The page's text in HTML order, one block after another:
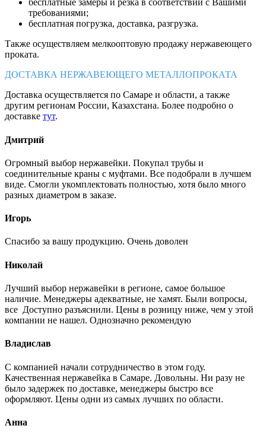
бесплатные замеры и резка в соответствии с Вашими
требованиями;
бесплатная погрузка, доставка, разгрузка.
Также осуществляем мелкооптовую продажу нержавеющего
проката.
ДОСТАВКА НЕРЖАВЕЮЩЕГО МЕТАЛЛОПРОКАТА
Доставка осуществляется по Самаре и области, а также
другим регионам России, Казахстана. Более подробно о
доставке тут.
Дмитрий
Огромный выбор нержавейки. Покупал трубы и
соединительные краны с муфтами. Все подобрали в лучшем
виде. Смогли укомплектовать полностью, хотя было много
разных диаметром в заказе.
Игорь
Спасибо за вашу продукцию. Очень доволен
Николай
Лучший выбор нержавейки в регионе, самое большое
наличие. Менеджеры адекватные, не хамят. Были вопросы,
все Доступно разъяснили. Цены в розницу ниже, чем у этой
компании не нашел. Однозначно рекомендую
Владислав
С компанией начали сотрудничество в этом году.
Качественная нержавейка в Самаре. Довольны. Ни разу не
было задержек по доставке, менеджеры быстро все
оформляют. Цены одни из самых лучших по области.
Анна